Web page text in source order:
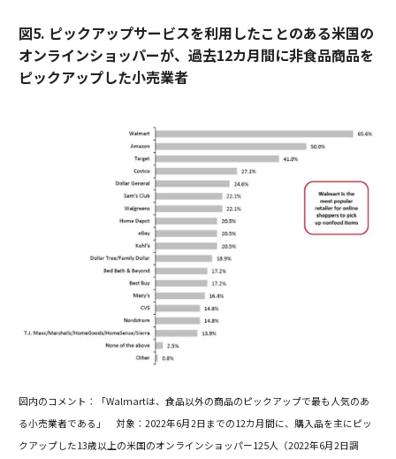
図5. ピックアップサービスを利用したことのある米国の
オンラインショッパーが、過去12カ月間に非食品商品を
ピックアップした小売業者
図内のコメント：「Walmartは、食品以外の商品のピックアップで最も人気のあ
る小売業者である」 対象：2022年6月2日までの12カ月間に、購入品を主にピッ
クアップした13歳以上の米国のオンラインショッパー125人（2022年6月2日調